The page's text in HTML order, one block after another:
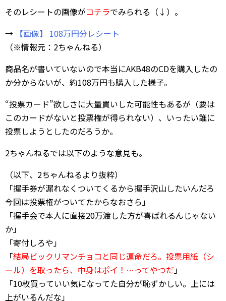
そのレシートの画像がコチラでみられる（↓）。
→ 【画像】 108万円分レシート
（※情報元：2ちゃんねる）
商品名が書いていないので本当にAKB48のCDを購入したの
か分からないが、約108万円も購入した様子。
“投票カード”欲しさに大量買いした可能性もあるが（要は
このカードがないと投票権が得られない）、いったい誰に
投票しようとしたのだろうか。
2ちゃんねるでは以下のような意見も。
（以下、2ちゃんねるより抜粋）
「握手券が漏れなくついてくるから握手沢山したいんだろ
今回は投票権がついてたからなおさら」
「握手会で本人に直接20万渡した方が喜ばれるんじゃない
か」
「寄付しろや」
「結局ビックリマンチョコと同じ運命だろ。投票用紙（シ
ール）を取ったら、中身はポイ！…ってやつだ」
「10枚買っていい気になってた自分が恥ずかしい。上には
上がいるんだな」